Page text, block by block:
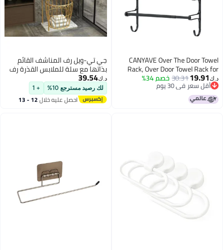
CANYAVE Over The Door Towel
Rack, Over Door Towel Rack for
Bathroom Door, Triple Towel
Storage Holder with Hooks (Matte
Black)
د.ك‏19.91
30.31خصم 34%
أقل سعر في 30 يوم
أقل سعر في 30 يوم
جي تي-ويل رف المناشف القائم
بذاتها مع سلة للملابس القذرة رف
بطانية 3 مستويات للحمام وغرفة
النوم
د.ك‏39.54
لك رصيد مسترجع 10% + 1
احصل عليه خلال 12 - 13